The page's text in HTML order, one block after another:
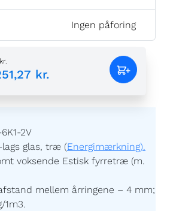
Ingen påforing
kr.
6K1-2V
lags glas, træ (Energimærkning).
voksende Estisk fyrretræ (m.
mellem årringene – 4 mm;